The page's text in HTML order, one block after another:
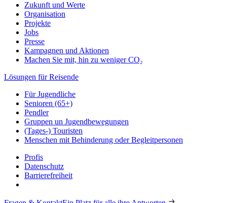
Zukunft und Werte
Organisation
Projekte
Jobs
Presse
Kampagnen und Aktionen
Machen Sie mit, hin zu weniger CO₂
Lösungen für Reisende
Für Jugendliche
Senioren (65+)
Pendler
Gruppen un Jugendbewegungen
(Tages-) Touristen
Menschen mit Behinderung oder Begleitpersonen
Profis
Datenschutz
Barrierefreiheit